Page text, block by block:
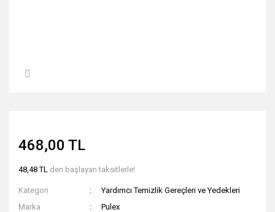
468,00 TL
48,48 TL den başlayan taksitlerle!
Kategori
Yardımcı Temizlik Gereçleri ve Yedekleri
Marka
Pulex